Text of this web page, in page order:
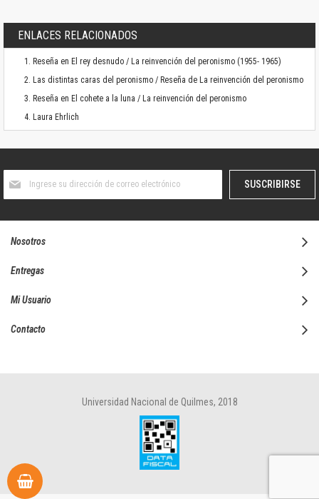
ENLACES RELACIONADOS
Reseña en El rey desnudo / La reinvención del peronismo (1955- 1965)
Las distintas caras del peronismo / Reseña de La reinvención del peronismo
Reseña en El cohete a la luna / La reinvención del peronismo
Laura Ehrlich
boletín
SUSCRIBIRSE
Nosotros
Entregas
Mi Usuario
Contacto
Universidad Nacional de Quilmes, 2018